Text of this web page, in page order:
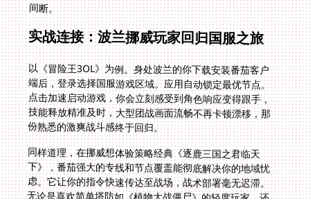
间断。
实战连接：波兰挪威玩家回归国服之旅
以《冒险王3OL》为例。身处波兰的你下载安装番茄客户
端后，登录选择国服游戏区域。应用自动锁定最优节点。
点击加速启动游戏，你会立刻感受到角色响应变得跟手，
技能释放精准及时，大型团战画面流畅不再卡顿漂移，那
份熟悉的激爽战斗感终于回归。
同样道理，在挪威想体验策略经典《逐鹿三国之君临天
下》，番茄强大的专线和节点覆盖能彻底解决你的地域忧
虑。它让你的指令快速传达至战场，战术部署毫无迟滞。
无论是喜欢简单塔防如《植物大战僵尸》的轻度玩家，还
是热衷硬核大型MMO/战略游戏的深度玩家，番茄的稳定
性都能轻松化解“国外玩植物大战僵尸延迟高怎么解决”的